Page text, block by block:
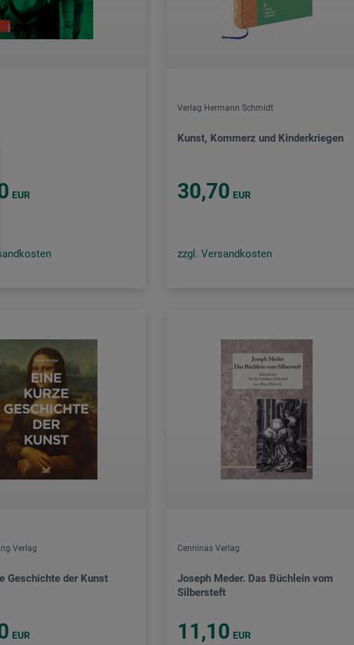
EUR
Verlag Hermann Schmidt
Kunst, Kommerz und Kinderkriegen
30,70 EUR
zzgl. Versandkosten
Verlag
Geschichte der Kunst
EUR
Cenninas Verlag
Joseph Meder. Das Büchlein vom
Silbersteft
11,10 EUR